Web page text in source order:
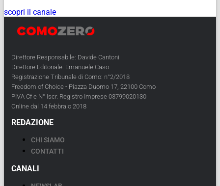
scopri il canale
Direttore Responsabile: Davide Cantoni
Direttore Editoriale: Emanuele Caso
Registrazione Tribunale di Como: n°2/2018
Freedom of Choice - Piazza Duomo 17, 22100 Como
PIVA Cf e N° Iscr. Registro Imprese 03799020130
Online dal 14 febbraio 2018
REDAZIONE
CHI SIAMO
CONTATTI
CANALI